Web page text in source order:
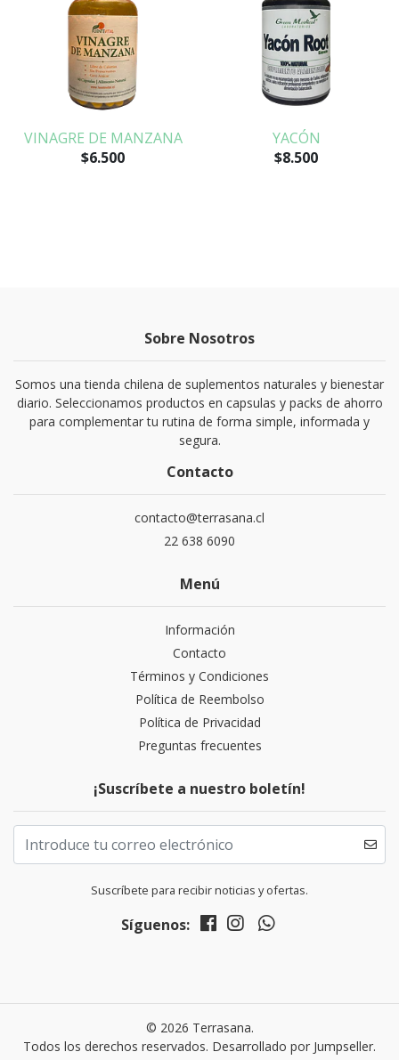
VINAGRE DE MANZANA
$6.500
YACÓN
$8.500
Sobre Nosotros
Somos una tienda chilena de suplementos naturales y bienestar
diario. Seleccionamos productos en capsulas y packs de ahorro
para complementar tu rutina de forma simple, informada y
segura.
Contacto
contacto@terrasana.cl
22 638 6090
Menú
Información
Contacto
Términos y Condiciones
Política de Reembolso
Política de Privacidad
Preguntas frecuentes
¡Suscríbete a nuestro boletín!
Suscríbete para recibir noticias y ofertas.
Síguenos:
© 2026 Terrasana.
Todos los derechos reservados. Desarrollado por Jumpseller.